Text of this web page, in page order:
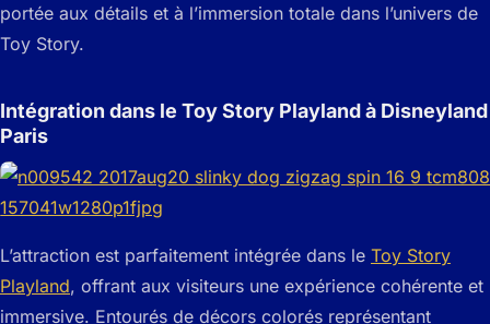
portée aux détails et à l’immersion totale dans l’univers de
Toy Story.
Intégration dans le Toy Story Playland à Disneyland
Paris
L’attraction est parfaitement intégrée dans le Toy Story
Playland, offrant aux visiteurs une expérience cohérente et
immersive. Entourés de décors colorés représentant